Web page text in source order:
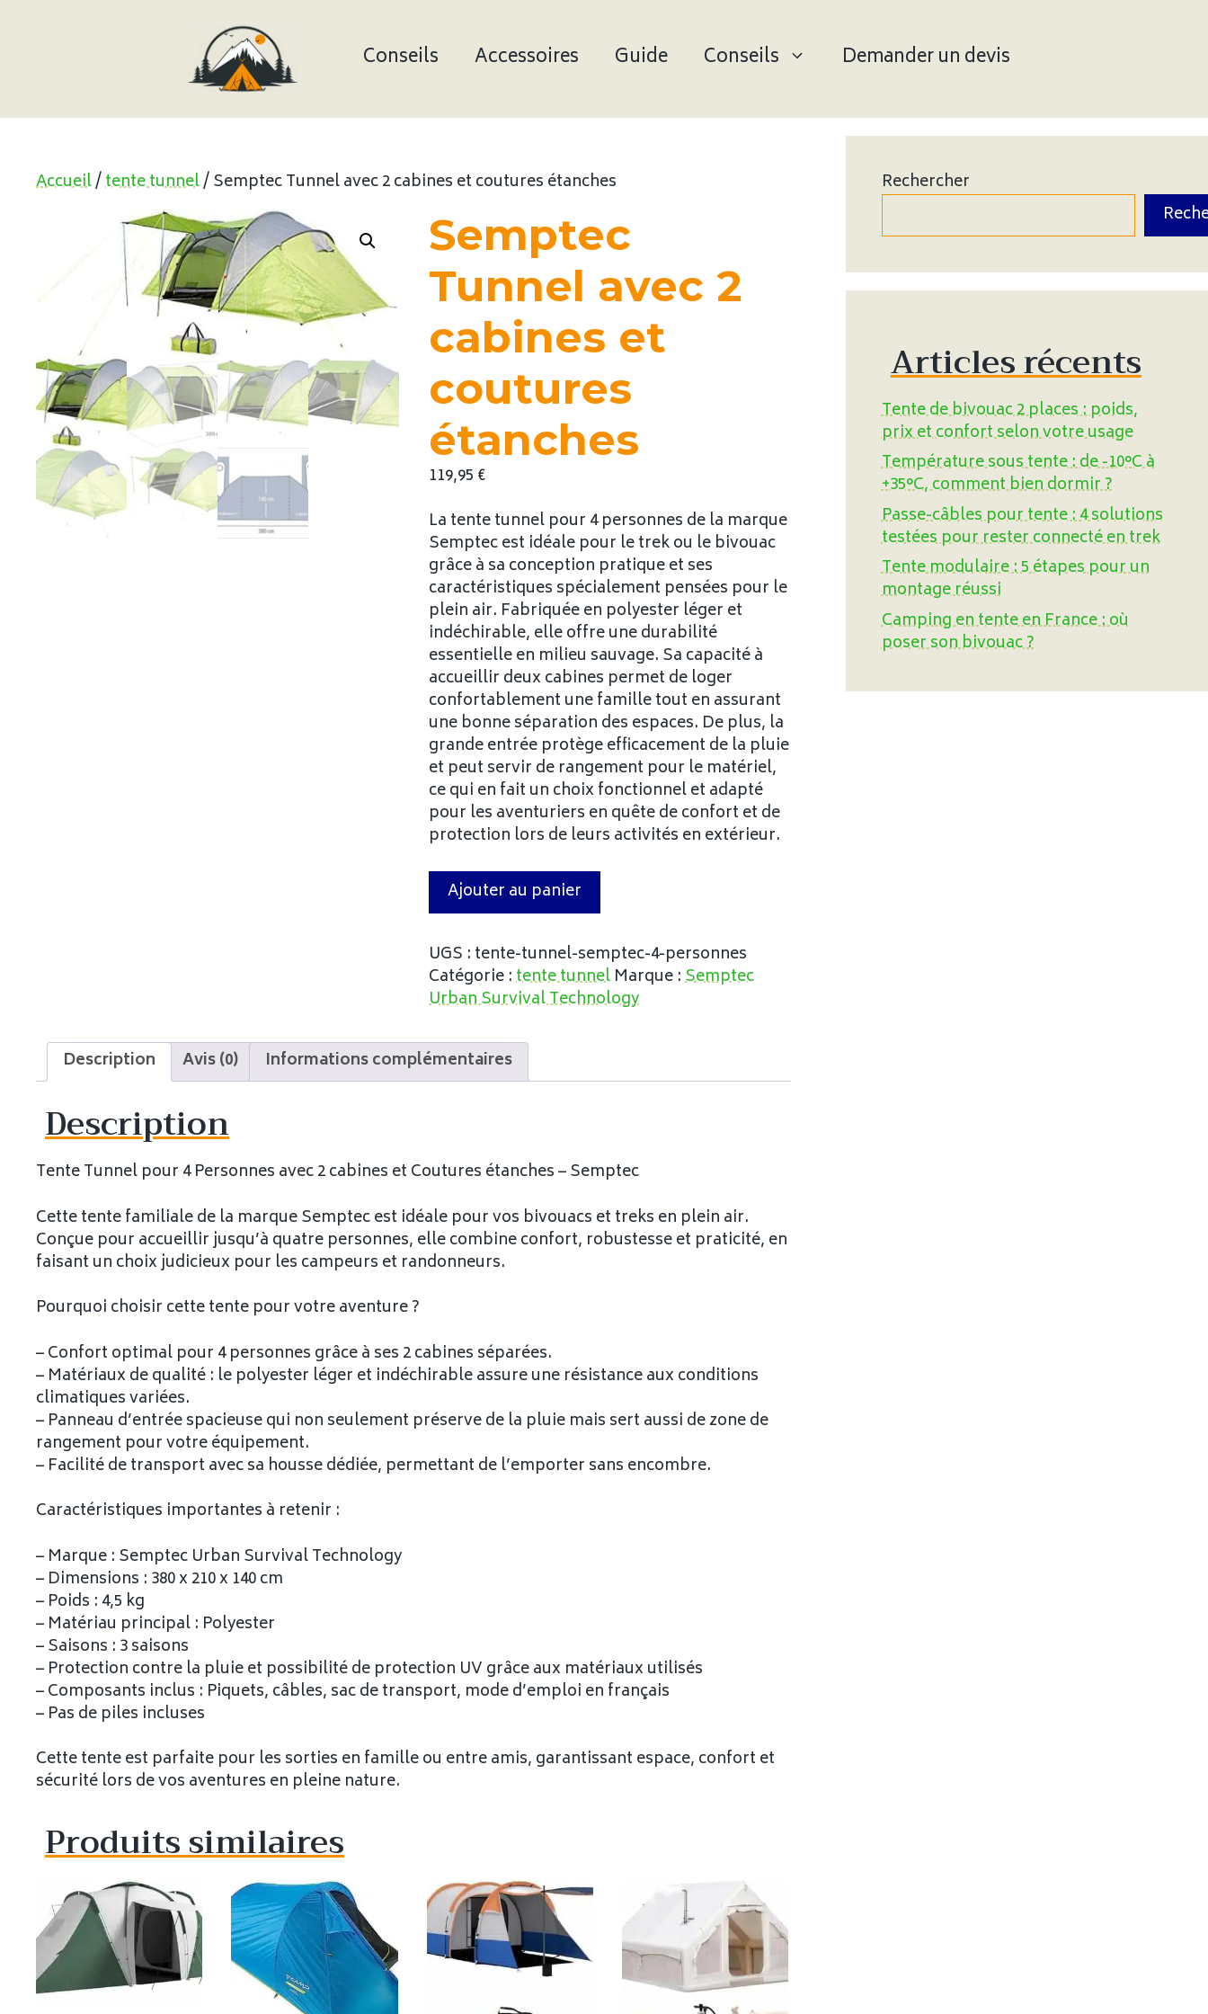
Conseils Accessoires Guide Conseils Demander un devis
Accueil/tente tunnel/ Semptec Tunnel avec 2 cabines et coutures étanches
Semptec
Tunnel avec 2
cabines et
coutures
étanches
119,95 €
La tente tunnel pour 4 personnes de la marque
Semptec est idéale pour le trek ou le bivouac
grâce à sa conception pratique et ses
caractéristiques spécialement pensées pour le
plein air. Fabriquée en polyester léger et
indéchirable, elle offre une durabilité
essentielle en milieu sauvage. Sa capacité à
accueillir deux cabines permet de loger
confortablement une famille tout en assurant
une bonne séparation des espaces. De plus, la
grande entrée protège efficacement de la pluie
et peut servir de rangement pour le matériel,
ce qui en fait un choix fonctionnel et adapté
pour les aventuriers en quête de confort et de
protection lors de leurs activités en extérieur.
Ajouter au panier
UGS : tente-tunnel-semptec-4-personnes
Catégorie :tente tunnel Marque :Semptec
Urban Survival Technology
Description Avis (0) Informations complémentaires
Description
Tente Tunnel pour 4 Personnes avec 2 cabines et Coutures étanches – Semptec
Cette tente familiale de la marque Semptec est idéale pour vos bivouacs et treks en plein air.
Conçue pour accueillir jusqu’à quatre personnes, elle combine confort, robustesse et praticité, en
faisant un choix judicieux pour les campeurs et randonneurs.
Pourquoi choisir cette tente pour votre aventure ?
– Confort optimal pour 4 personnes grâce à ses 2 cabines séparées.
– Matériaux de qualité : le polyester léger et indéchirable assure une résistance aux conditions
climatiques variées.
– Panneau d’entrée spacieuse qui non seulement préserve de la pluie mais sert aussi de zone de
rangement pour votre équipement.
– Facilité de transport avec sa housse dédiée, permettant de l’emporter sans encombre.
Caractéristiques importantes à retenir :
– Marque : Semptec Urban Survival Technology
– Dimensions : 380 x 210 x 140 cm
– Poids : 4,5 kg
– Matériau principal : Polyester
– Saisons : 3 saisons
– Protection contre la pluie et possibilité de protection UV grâce aux matériaux utilisés
– Composants inclus : Piquets, câbles, sac de transport, mode d’emploi en français
– Pas de piles incluses
Cette tente est parfaite pour les sorties en famille ou entre amis, garantissant espace, confort et
sécurité lors de vos aventures en pleine nature.
Produits similaires
Rechercher
Articles récents
Tente de bivouac 2 places : poids,
prix et confort selon votre usage
Température sous tente : de -10°C à
+35°C, comment bien dormir ?
Passe-câbles pour tente : 4 solutions
testées pour rester connecté en trek
Tente modulaire : 5 étapes pour un
montage réussi
Camping en tente en France : où
poser son bivouac ?